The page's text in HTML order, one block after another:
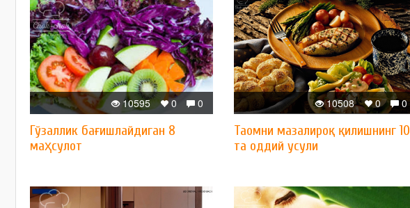
0
0
10595
Гўзаллик бағишлайдиган 8
маҳсулот
0
0
10508
Таомни мазалироқ қилишнинг 10
та оддий усули